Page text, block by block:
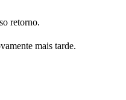
retorno.
mais tarde.